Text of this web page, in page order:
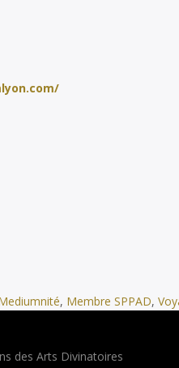
, Membre SPPAD,
des Arts Divinatoires